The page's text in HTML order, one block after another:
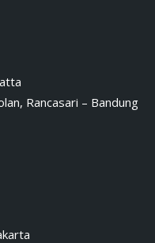
Rancasari – Bandung